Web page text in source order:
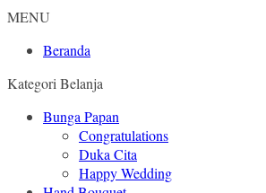
MENU
Beranda
Kategori Belanja
Bunga Papan
Congratulations
Duka Cita
Happy Wedding